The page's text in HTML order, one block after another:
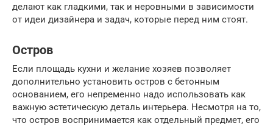
делают как гладкими, так и неровными в зависимости
от идеи дизайнера и задач, которые перед ним стоят.
Остров
Если площадь кухни и желание хозяев позволяет
дополнительно установить остров с бетонным
основанием, его непременно надо использовать как
важную эстетическую деталь интерьера. Несмотря на то,
что остров воспринимается как отдельный предмет, его